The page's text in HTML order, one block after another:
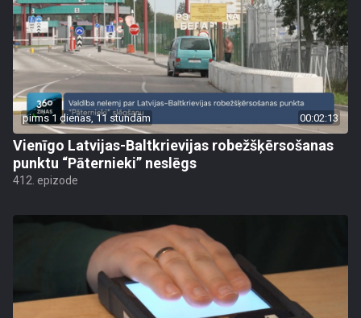
pirms 1 dienas, 11 stundām 00:02:13
Vienīgo Latvijas-Baltkrievijas robežšķērsošanas
punktu “Pāternieki” neslēgs
412. epizode